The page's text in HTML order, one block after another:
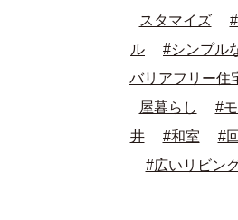
スタマイズ
ル
#シンプル
バリアフリー住
屋暮らし
#
井
#和室 #
#広いリビン